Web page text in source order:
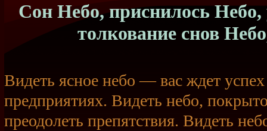
Сон Небо, приснилось Небо,
толкование снов
Видеть ясное небо — вас ждет
предприятиях. Видеть небо,
преодолеть препятствия. Видеть